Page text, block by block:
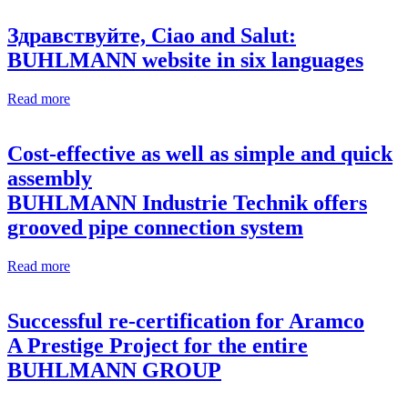
Здравствуйте, Ciao and Salut:
BUHLMANN website in six languages
Read more
Cost-effective as well as simple and quick
assembly
BUHLMANN Industrie Technik offers
grooved pipe connection system
Read more
Successful re-certification for Aramco
A Prestige Project for the entire
BUHLMANN GROUP